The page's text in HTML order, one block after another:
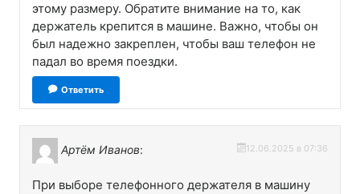
этому размеру. Обратите внимание на то, как
держатель крепится в машине. Важно, чтобы он
был надежно закреплен, чтобы ваш телефон не
падал во время поездки.
Ответить
Артём Иванов: 12.06.2025 в 07:36
При выборе телефонного держателя в машину